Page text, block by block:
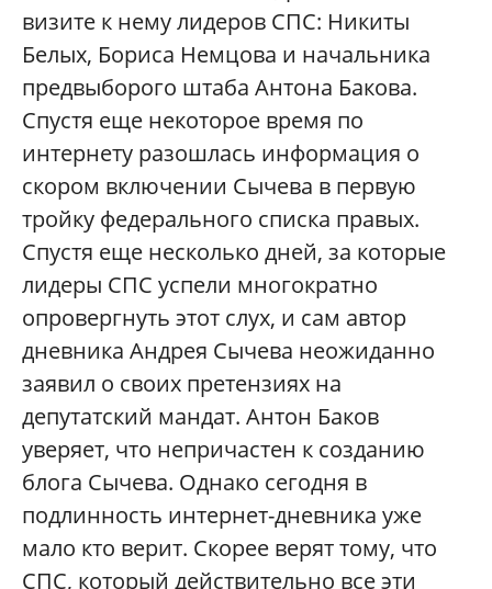
визите к нему лидеров СПС: Никиты
Белых, Бориса Немцова и начальника
предвыборого штаба Антона Бакова.
Спустя еще некоторое время по
интернету разошлась информация о
скором включении Сычева в первую
тройку федерального списка правых.
Спустя еще несколько дней, за которые
лидеры СПС успели многократно
опровергнуть этот слух, и сам автор
дневника Андрея Сычева неожиданно
заявил о своих претензиях на
депутатский мандат. Антон Баков
уверяет, что непричастен к созданию
блога Сычева. Однако сегодня в
подлинность интернет-дневника уже
мало кто верит. Скорее верят тому, что
СПС, который действительно все эти